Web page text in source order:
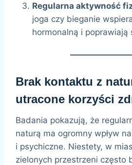
Regularna aktywność
joga czy bieganie
hormonalną i poprawiają
Brak kontaktu z
utracone korzyści
Badania pokazują, że
naturą ma ogromny wpływ
i psychiczne. Niestety, w
zielonych przestrzeni często